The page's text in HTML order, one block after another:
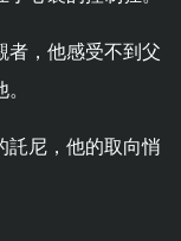
者，他感受不到父
託尼，他的取向悄